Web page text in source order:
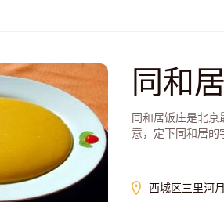
同和
同和居饭庄是北
意，定下同和居的
西城区三里河